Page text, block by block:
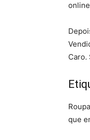
Caro.
que